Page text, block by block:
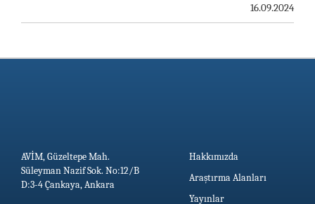
16.09.2024
AVİM, Güzeltepe Mah.
Süleyman Nazif Sok. No:12/B
D:3-4 Çankaya, Ankara
Hakkımızda
Araştırma Alanları
Yayınlar